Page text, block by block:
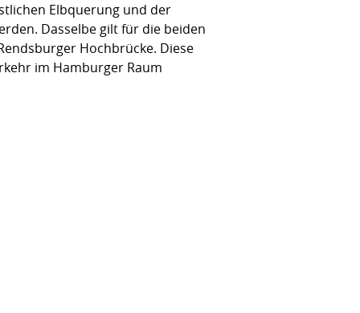
Elbquerung und der
Dasselbe gilt für die beiden
Hochbrücke. Diese
im Hamburger Raum